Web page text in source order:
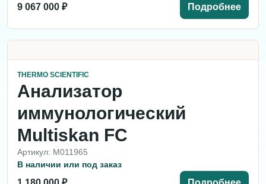
9 067 000 ₽ Подробнее
THERMO SCIENTIFIC
Анализатор
иммунологический
Multiskan FC
Артикул: M011965
В наличии или под заказ